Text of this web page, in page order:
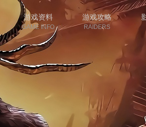
游戏资料
GAME INFO
游戏攻略
RAIDERS